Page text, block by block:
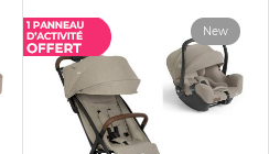
New